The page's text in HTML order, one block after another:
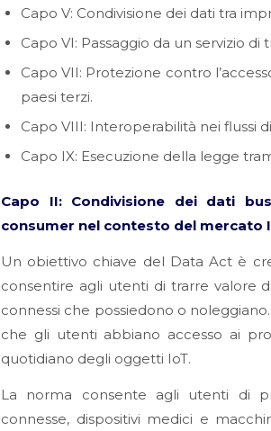
Capo V: Condivisione dei dati tra
Capo VI: Passaggio da un servizio
Capo VII: Protezione contro
paesi terzi.
Capo VIII: Interoperabilità nei flussi
Capo IX: Esecuzione della legge
Capo II: Condivisione dei dati
consumer nel contesto del mercato
Un obiettivo chiave del Data Act è
consentire agli utenti di trarre valore
connessi che possiedono o
che gli utenti abbiano accesso ai
quotidiano degli oggetti IoT.
La norma consente agli utenti di
connesse, dispositivi medici e